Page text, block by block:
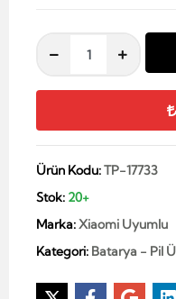
Ürün Kodu:TP-17733
Stok: 20+
Marka:Xiaomi Uyumlu
Kategori: Batarya - Pil